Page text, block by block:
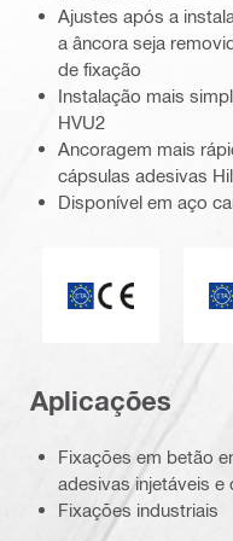
Ajustes após a
a âncora seja
de fixação
Instalação mais
HVU2
Ancoragem mais
cápsulas adesivas
Disponível em aço
Aplicações
Fixações em betão
adesivas injetáveis e
Fixações industriais